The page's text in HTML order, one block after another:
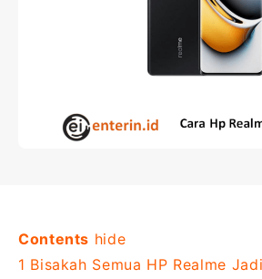
Contents hide
1 Bisakah Semua HP Realme